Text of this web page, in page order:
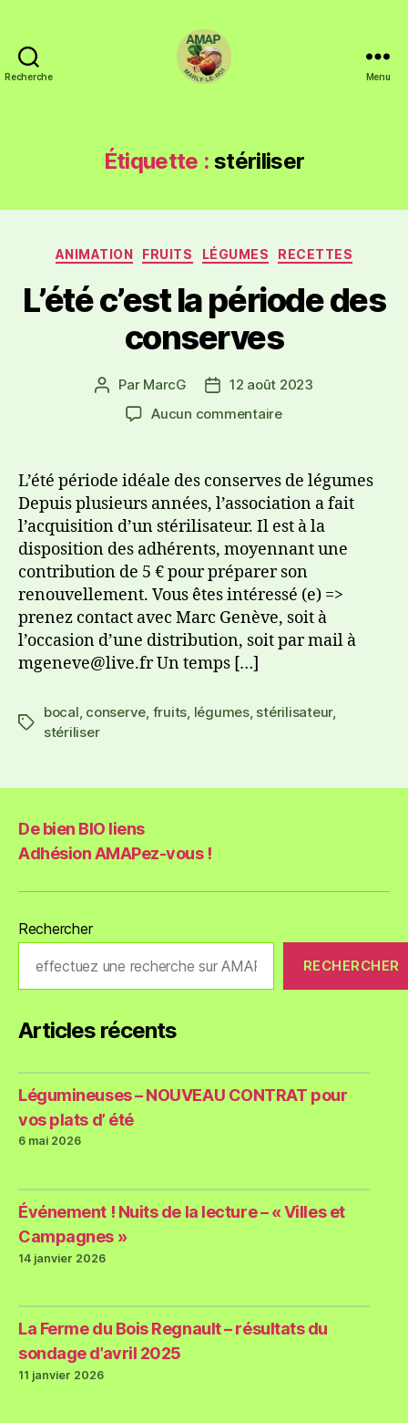
Recherche Menu
Étiquette : stériliser
ANIMATION FRUITS LÉGUMES RECETTES
L’été c’est la période des
conserves
Par MarcG
12 août 2023
Aucun commentaire
L’été période idéale des conserves de légumes
Depuis plusieurs années, l’association a fait
l’acquisition d’un stérilisateur. Il est à la
disposition des adhérents, moyennant une
contribution de 5 € pour préparer son
renouvellement. Vous êtes intéressé (e) =>
prenez contact avec Marc Genève, soit à
l’occasion d’une distribution, soit par mail à
mgeneve@live.fr Un temps […]
bocal conserve fruits légumes, stérilisateur,
stériliser
De bien BIO liens
Adhésion AMAPez-vous !
Rechercher
RECHERCHER
Articles récents
Légumineuses – NOUVEAU CONTRAT pour
vos plats d’ été
6 mai 2026
Événement ! Nuits de la lecture – « Villes et
Campagnes »
14 janvier 2026
La Ferme du Bois Regnault – résultats du
sondage d’avril 2025
11 janvier 2026